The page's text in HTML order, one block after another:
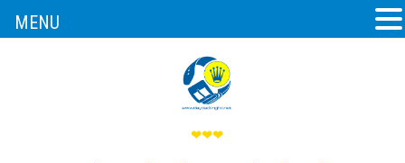
❤❤❤
MENU